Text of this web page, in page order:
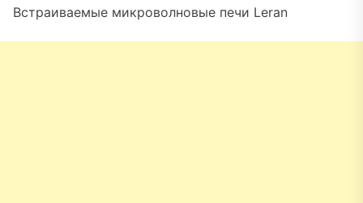
Встраиваемые микроволновые печи Leran